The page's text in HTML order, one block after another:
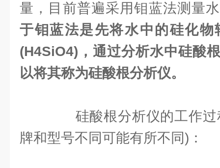
量，目前普遍采用钼蓝法测量
于钼蓝法是先将水中的硅化物
(H4SiO4)，通过分析水中硅酸
以将其称为硅酸根分析仪。
硅酸根分析仪的工作过
牌和型号不同可能有所不同)：